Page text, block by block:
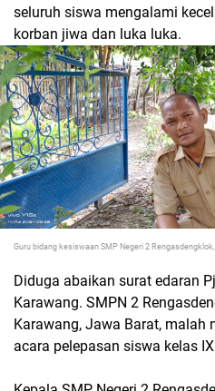
seluruh siswa mengalami
korban jiwa dan luka luka.
Guru bidang kesiswaan SMP Negeri 2 Rengasdengklok,
Diduga abaikan surat edaran
Karawang. SMPN 2
Karawang, Jawa Barat, malah
acara pelepasan siswa kelas